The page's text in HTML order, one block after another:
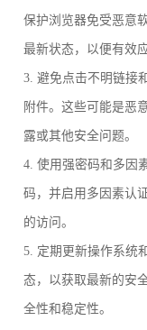
保护浏览器免受恶意
最新状态，以便有效
3. 避免点击不明链接
附件。这些可能是恶
露或其他安全问题。
4. 使用强密码和多因
码，并启用多因素认
的访问。
5. 定期更新操作系统
态，以获取最新的安
全性和稳定性。